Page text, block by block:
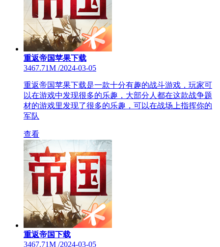
重返帝国苹果下载
3467.71M /2024-03-05
重返帝国苹果下载是一款十分有趣的战斗游戏，玩家可
以在游戏中发现很多的乐趣，大部分人都在这款战争题
材的游戏里发现了很多的乐趣，可以在战场上指挥你的
军队
查看
重返帝国下载
3467.71M /2024-03-05